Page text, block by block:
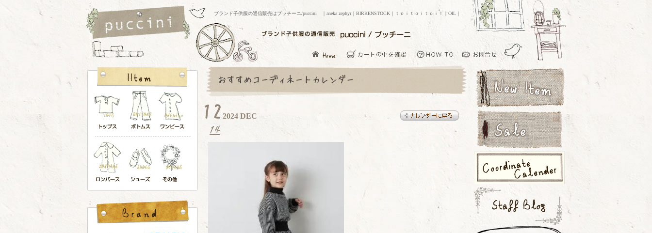
ブランド子供服の通信販売はプッチーニ/puccini ｜aneka zephyr｜BIRKENSTOCK｜ｔｏｉｔｏｉｔｏｉ！｜OIL｜
2024 DEC